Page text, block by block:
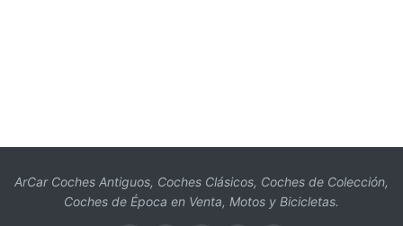
ArCar Coches Antiguos, Coches Clásicos, Coches de Colección,
Coches de Época en Venta, Motos y Bicicletas.